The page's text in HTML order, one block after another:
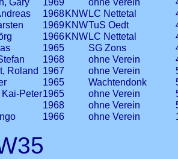
Gary 1969 ohne Verein
1968KNW LC Nettetal
1969KNWTuS Oedt
1966KNW LC Nettetal
1965 SG Zons
1968 ohne Verein
Roland 1967 ohne Verein
1965 Wachtendonk
Peter1965 ohne Verein
1968 ohne Verein
1966 ohne Verein